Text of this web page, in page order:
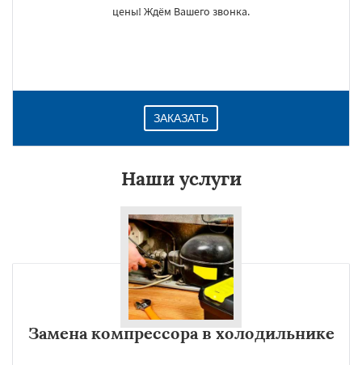
цены! Ждём Вашего звонка.
ЗАКАЗАТЬ
Наши услуги
Замена компрессора в холодильнике